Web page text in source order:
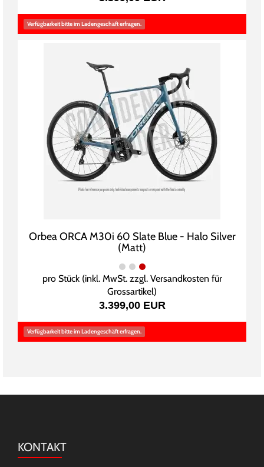
Verfügbarkeit bitte im Ladengeschäft erfragen.
Orbea ORCA M30i 60 Slate Blue - Halo Silver
(Matt)
pro Stück (inkl. MwSt. zzgl. Versandkosten für
Grossartikel)
3.399,00 EUR
Verfügbarkeit bitte im Ladengeschäft erfragen.
KONTAKT